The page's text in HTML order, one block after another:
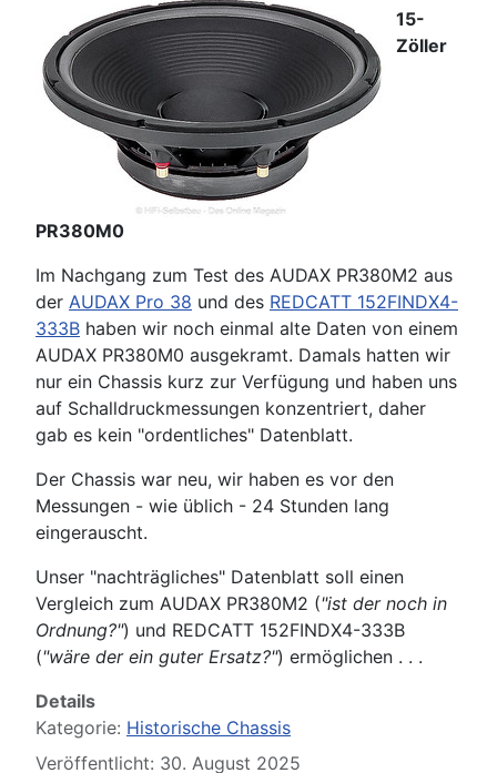
15-
Zöller
PR380M0
Im Nachgang zum Test des AUDAX PR380M2 aus
der AUDAX Pro 38 und des REDCATT 152FINDX4-
333B haben wir noch einmal alte Daten von einem
AUDAX PR380M0 ausgekramt. Damals hatten wir
nur ein Chassis kurz zur Verfügung und haben uns
auf Schalldruckmessungen konzentriert, daher
gab es kein "ordentliches" Datenblatt.
Der Chassis war neu, wir haben es vor den
Messungen - wie üblich - 24 Stunden lang
eingerauscht.
Unser "nachträgliches" Datenblatt soll einen
Vergleich zum AUDAX PR380M2 ("ist der noch in
Ordnung?") und REDCATT 152FINDX4-333B
("wäre der ein guter Ersatz?") ermöglichen . . .
Details
Kategorie: Historische Chassis
Veröffentlicht: 30. August 2025